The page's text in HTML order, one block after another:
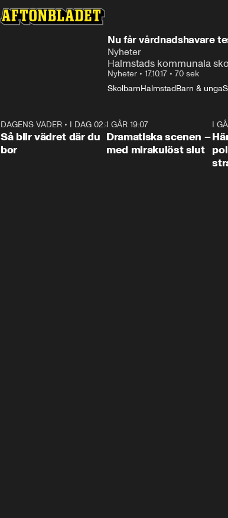
Nu får vårdnadshavare
Nyheter
Halmstads kommunala
Nyheter • 17.10.17 • 70 sek
SkolbarnHalmstadBarn & unga
1:06
DAGENS VÄDER • I DAG 02:30
Så blir vädret där du
bor
I GÅR 19:07
Dramatiska scenen –
med mirakulöst slut
I